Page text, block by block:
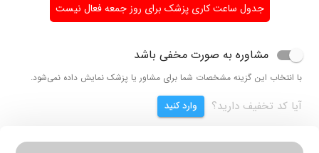
جدول ساعت کاری پزشک برای روز جمعه فعال نیست
مشاوره به صورت مخفی باشد
با انتخاب این گزینه مشخصات شما برای مشاور یا پزشک نمایش داده نمی‌شود.
آیا کد تخفیف دارید؟ وارد کنید